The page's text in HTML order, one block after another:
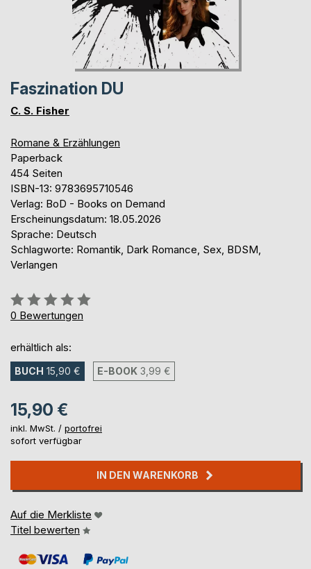
Faszination DU
C. S. Fisher
Romane & Erzählungen
Paperback
454 Seiten
ISBN-13: 9783695710546
Verlag: BoD - Books on Demand
Erscheinungsdatum: 18.05.2026
Sprache: Deutsch
Schlagworte: Romantik, Dark Romance, Sex, BDSM,
Verlangen
Bewertung::
0%
0 Bewertungen
erhältlich als:
BUCH 15,90 € E-BOOK 3,99 €
15,90 €
inkl. MwSt. / portofrei
sofort verfügbar
IN DEN WARENKORB
Auf die Merkliste
Titel bewerten